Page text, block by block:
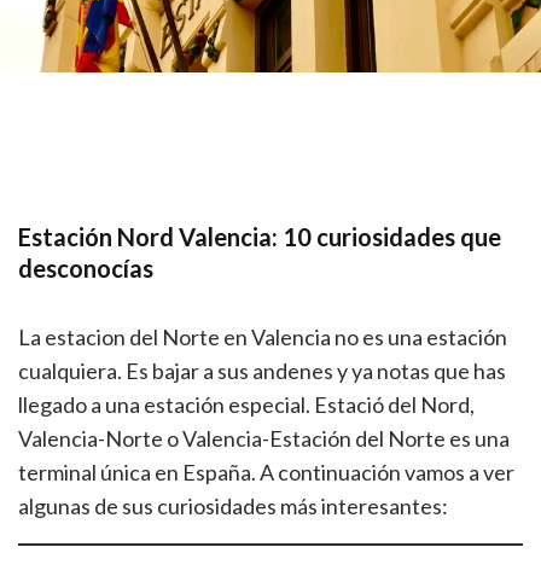
Estación Nord Valencia: 10 curiosidades que
desconocías
La estacion del Norte en Valencia no es una estación
cualquiera. Es bajar a sus andenes y ya notas que has
llegado a una estación especial. Estació del Nord,
Valencia-Norte o Valencia-Estación del Norte es una
terminal única en España. A continuación vamos a ver
algunas de sus curiosidades más interesantes: